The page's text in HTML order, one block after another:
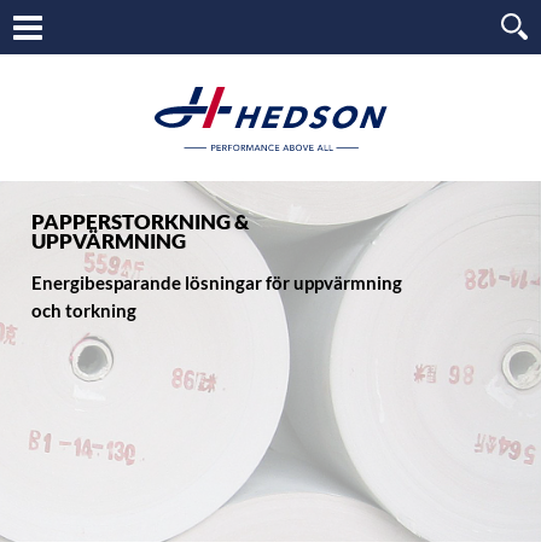
PAPPERSTORKNING &
UPPVÄRMNING
Energibesparande lösningar för uppvärmning
och torkning